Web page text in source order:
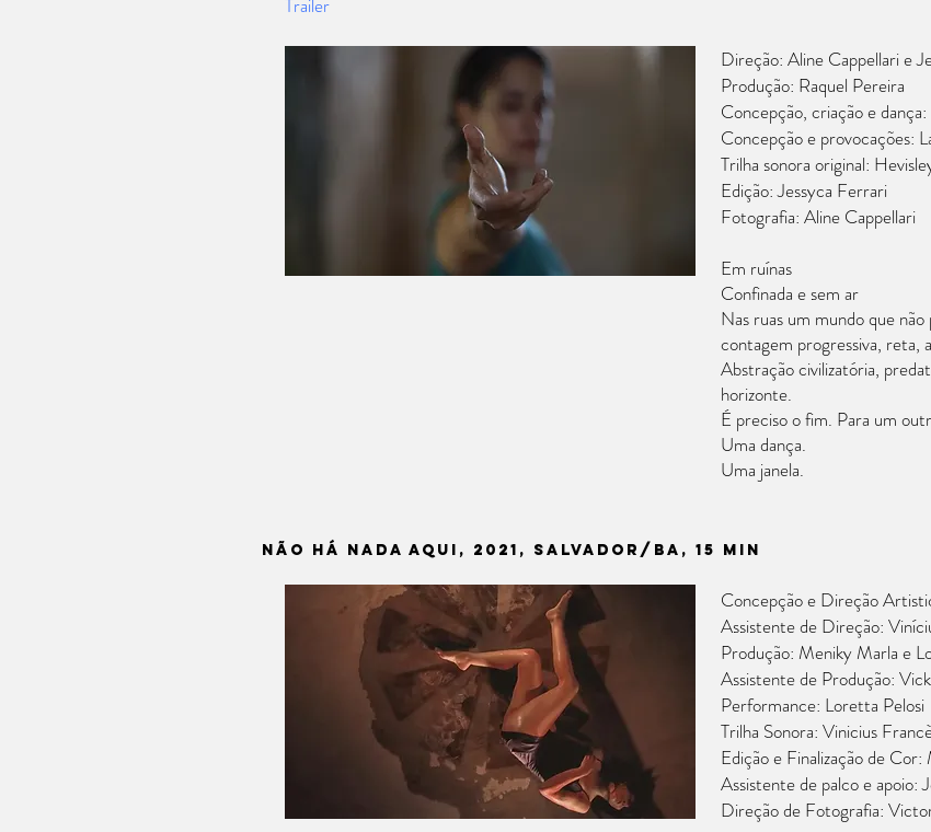
Trailer
Direção: Aline Cappellari e
Produção: Raquel Pereira
Concepção, criação e
Concepção e provocações:
Trilha sonora original:
Edição: Jessyca Ferrari
Fotografia: Aline Cappellari
Em ruínas
Confinada e sem ar
Nas ruas um mundo que
contagem progressiva, reta,
Abstração civilizatória,
horizonte.
É preciso o fim. Para um
Uma dança.
Uma janela.
NÃO HÁ NADA AQUI, 2021, Salvador/BA, 15 min
Concepção e Direção
Assistente de Direção:
Produção: Meniky Marla e
Assistente de Produção:
Performance: Loretta Pelosi
Trilha Sonora: Vinicius
Edição e Finalização de Cor:
Assistente de palco e apoio:
Direção de Fotografia: